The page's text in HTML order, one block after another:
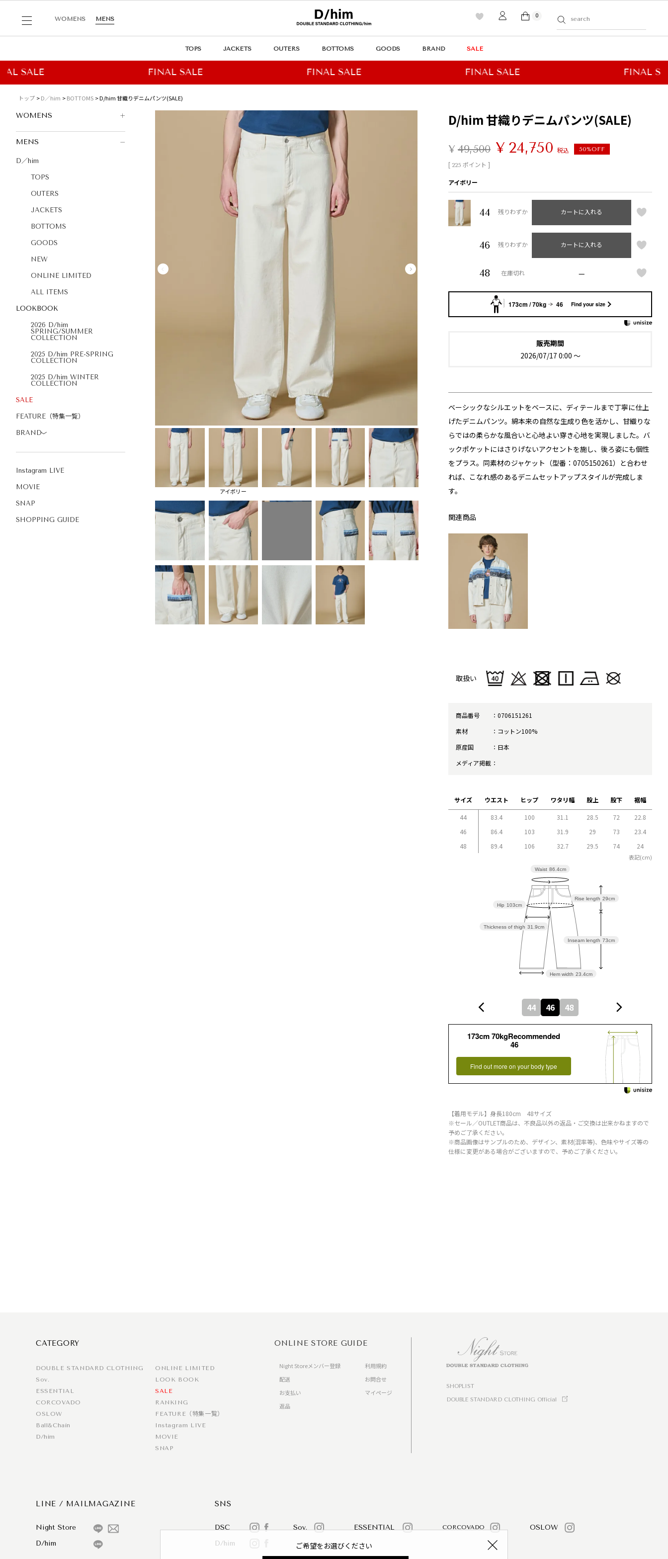
WOMENS MENS
0
TOPS JACKETS OUTERS BOTTOMS GOODS BRAND SALE
トップ D／him BOTTOMS D/him 甘織りデニムパンツ(SALE)
WOMENS
MENS
D／him
TOPS
OUTERS
JACKETS
BOTTOMS
GOODS
NEW
ONLINE LIMITED
ALL ITEMS
LOOKBOOK
2026 D/him
SPRING/SUMMER
COLLECTION
2025 D/him PRE-SPRING
COLLECTION
2025 D/him WINTER
COLLECTION
SALE
FEATURE（特集一覧）
BRAND〉
Instagram LIVE
MOVIE
SNAP
SHOPPING GUIDE
アイボリー
D/him 甘織りデニムパンツ(SALE)
¥ 49,500 ¥ 24,750 税込 50%OFF
[ 225 ポイント ]
アイボリー
44 残りわずか カートに入れる
46 残りわずか カートに入れる
48 在庫切れ —
173cm / 70kg 46 Find your size
販売期間
2026/07/17 0:00 〜
ベーシックなシルエットをベースに、ディテールまで丁寧に仕上
げたデニムパンツ。綿本来の自然な生成り色を活かし、甘織りな
らではの柔らかな風合いと心地よい穿き心地を実現しました。バ
ックポケットにはさりげないアクセントを施し、後ろ姿にも個性
をプラス。同素材のジャケット（型番：0705150261）と合わせ
れば、こなれ感のあるデニムセットアップスタイルが完成しま
す。
関連商品
取扱い
商品番号
0706151261
素材
コットン100%
原産国
日本
メディア掲載
サイズ ウエスト ヒップ ワタリ幅 股上 股下 裾幅
44 83.4 100 31.1 28.5 72
22.8
46
86.4 103 31.9 29 73
23.4
48
89.4 106 32.7 29.5 74 24
表記(cm)
Inseam length 73cm
Rise length 29cm
Hem width 23.4cm
Thickness of thigh 31.9cm
Hip 103cm
Waist 86.4cm
44 46 48
173cm 70kgRecommended
46
Find out more on your body type
【着用モデル】身長180cm 48サイズ
※セール／OUTLET商品は、不良品以外の返品・ご交換は出来かねますので
予めご了承ください。
※商品画像はサンプルのため、デザイン、素材(混率等)、色味やサイズ等の
仕様に変更がある場合がございますので、予めご了承ください。
ご希望をお選びください
CATEGORY
DOUBLE STANDARD CLOTHING
Sov.
ESSENTIAL
CORCOVADO
OSLOW
Ball&Chain
D/him
ONLINE LIMITED
LOOK BOOK
SALE
RANKING
FEATURE（特集一覧）
Instagram LIVE
MOVIE
SNAP
ONLINE STORE GUIDE
Night Storeメンバー登録
配送
お支払い
返品
利用規約
お問合せ
マイページ
SHOPLIST
DOUBLE STANDARD CLOTHING Official
LINE / MAILMAGAZINE
Night Store
D/him
SNS
DSC Sov. ESSENTIAL CORCOVADO
OSLOW
D/him